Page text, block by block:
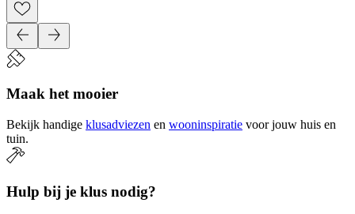
Maak het mooier
Bekijk handige klusadviezen en wooninspiratie voor jouw huis en
tuin.
Hulp bij je klus nodig?